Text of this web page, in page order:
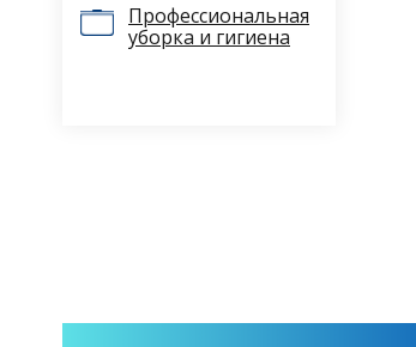
Профессиональная
уборка и гигиена